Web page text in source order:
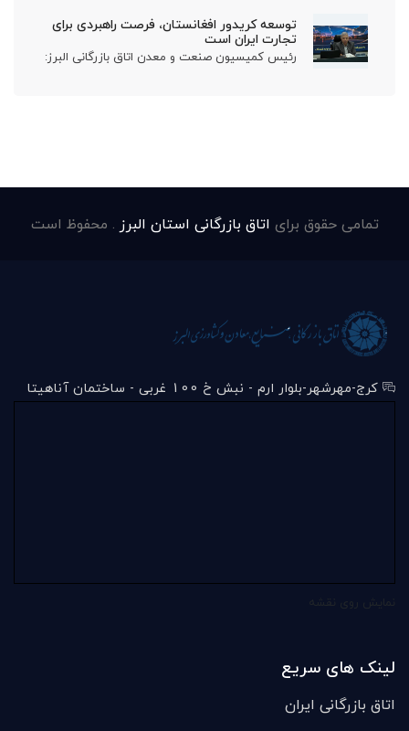
توسعه کریدور افغانستان، فرصت راهبردی برای
تجارت ایران است
رئیس کمیسیون صنعت و معدن اتاق بازرگانی البرز:
تمامی حقوق برای اتاق بازرگانی استان البرز . محفوظ است
کرج-مهرشهر-بلوار ارم - نبش خ 100 غربی - ساختمان آناهیتا
لینک های سریع
اتاق بازرگانی ایران